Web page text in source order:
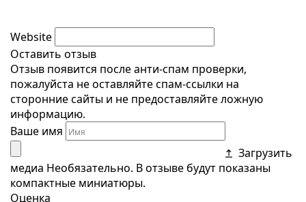
Website
Оставить отзыв
Отзыв появится после анти-спам проверки,
пожалуйста не оставляйте спам-ссылки на
сторонние сайты и не предоставляйте ложную
информацию.
Ваше имя
Загрузить
медиа Необязательно. В отзыве будут показаны
компактные миниатюры.
Оценка